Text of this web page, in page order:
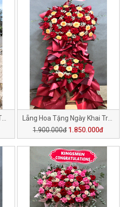
1.900.000đ 1.850.000đ